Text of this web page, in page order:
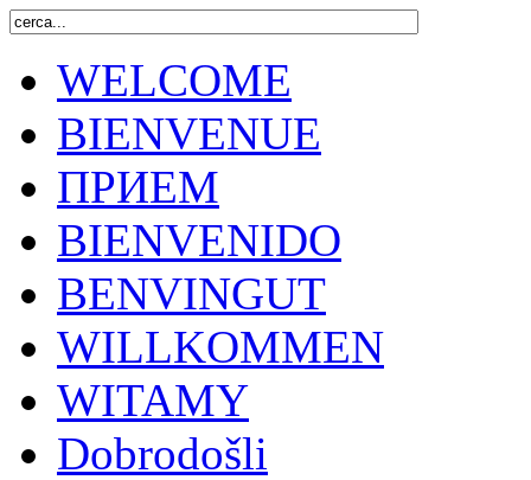
WELCOME
BIENVENUE
ПРИЕМ
BIENVENIDO
BENVINGUT
WILLKOMMEN
WITAMY
Dobrodošli